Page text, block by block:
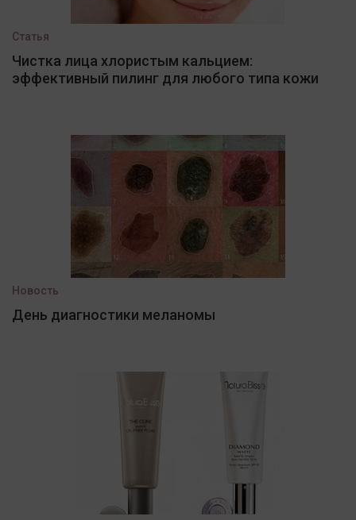
Статья
Чистка лица хлористым кальцием:
эффективный пилинг для любого типа кожи
Новость
День диагностики меланомы